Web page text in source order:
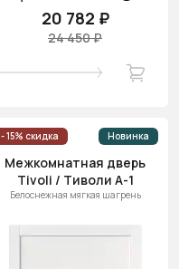
20 782 ₽
24 450 ₽
- 15% скидка Новинка
Межкомнатная дверь
Tivoli / Тиволи А-1
Белоснежная мягкая шагрень